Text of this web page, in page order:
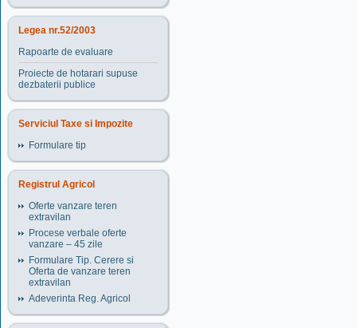
Legea nr.52/2003
Rapoarte de evaluare
Proiecte de hotarari supuse
dezbaterii publice
Serviciul Taxe si Impozite
Formulare tip
Registrul Agricol
Oferte vanzare teren
extravilan
Procese verbale oferte
vanzare – 45 zile
Formulare Tip. Cerere si
Oferta de vanzare teren
extravilan
Adeverinta Reg. Agricol